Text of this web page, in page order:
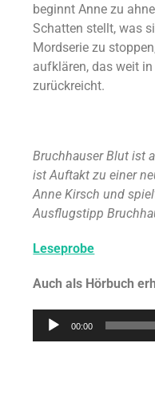
beginnt Anne zu
Schatten stellt, was
Mordserie zu
aufklären, das weit
zurückreicht.
Bruchhauser Blut ist
ist Auftakt zu einer
Anne Kirsch und
Ausflugstipp
Leseprobe
Auch als Hörbuch
Audio-
Player
00:00